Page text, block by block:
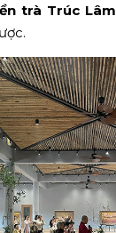
trà Trúc Lâm